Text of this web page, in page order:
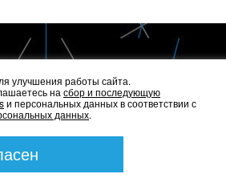
2026 Иннопрактика
и защите персональных данных
работе с файлами Cookies
сайта —
улучшения работы сайта.
на сбор и последующую
и персональных данных в соответствии с
данных.